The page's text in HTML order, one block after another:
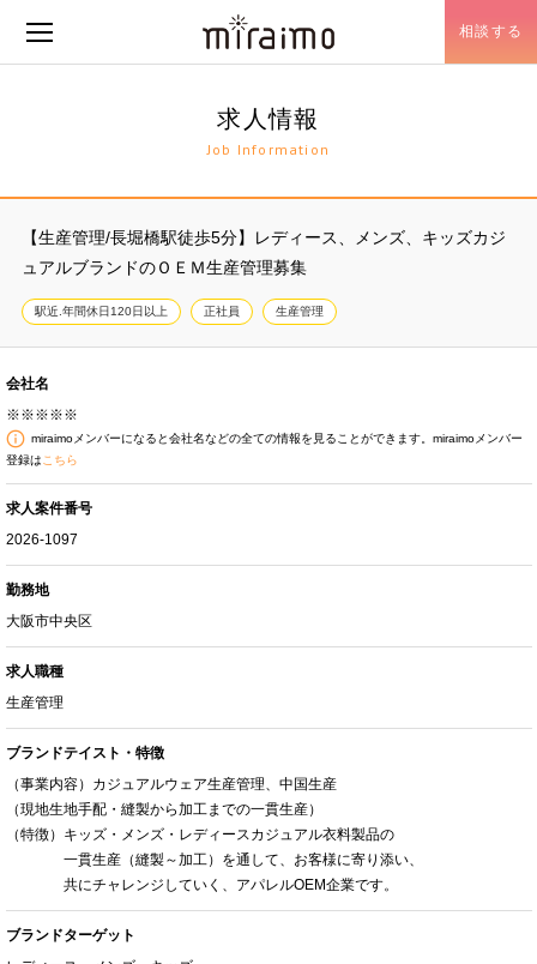
相談する
求人情報
Job Information
【生産管理/長堀橋駅徒歩5分】レディース、メンズ、キッズカジ
ュアルブランドのＯＥＭ生産管理募集
駅近.年間休日120日以上 正社員 生産管理
会社名
※※※※※
miraimoメンバーになると会社名などの全ての情報を見ることができます。miraimoメンバー
登録は こちら
求人案件番号
2026-1097
勤務地
大阪市中央区
求人職種
生産管理
ブランドテイスト・特徴
（事業内容）カジュアルウェア生産管理、中国生産
（現地生地手配・縫製から加工までの一貫生産）
（特徴）キッズ・メンズ・レディースカジュアル衣料製品の
一貫生産（縫製～加工）を通して、お客様に寄り添い、
共にチャレンジしていく、アパレルOEM企業です。
ブランドターゲット